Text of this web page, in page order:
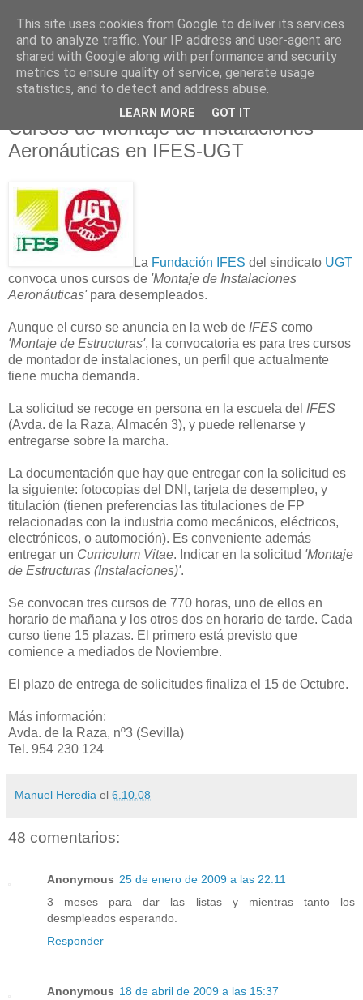
Cursos de Montaje de Instalaciones
Aeronáuticas en IFES-UGT
La Fundación IFES del sindicato UGT
convoca unos cursos de 'Montaje de Instalaciones
Aeronáuticas'para desempleados.
Aunque el curso se anuncia en la web de IFES como
'Montaje de Estructuras', la convocatoria es para tres cursos
de montador de instalaciones, un perfil que actualmente
tiene mucha demanda.
La solicitud se recoge en persona en la escuela del IFES
(Avda. de la Raza, Almacén 3), y puede rellenarse y
entregarse sobre la marcha.
La documentación que hay que entregar con la solicitud es
la siguiente: fotocopias del DNI, tarjeta de desempleo, y
titulación (tienen preferencias las titulaciones de FP
relacionadas con la industria como mecánicos, eléctricos,
electrónicos, o automoción). Es conveniente además
entregar un Curriculum Vitae. Indicar en la solicitud 'Montaje
de Estructuras (Instalaciones)'.
Se convocan tres cursos de 770 horas, uno de ellos en
horario de mañana y los otros dos en horario de tarde. Cada
curso tiene 15 plazas. El primero está previsto que
comience a mediados de Noviembre.
El plazo de entrega de solicitudes finaliza el 15 de Octubre.
Más información:
Avda. de la Raza, nº3 (Sevilla)
Tel. 954 230 124
Manuel Heredia el 6.10.08
48 comentarios:
Anonymous 25 de enero de 2009 a las 22:11
3 meses para dar las listas y mientras tanto los
desmpleados esperando.
Responder
Anonymous 18 de abril de 2009 a las 15:37
This site uses cookies from Google to deliver its services
and to analyze traffic. Your IP address and user-agent are
shared with Google along with performance and security
metrics to ensure quality of service, generate usage
statistics, and to detect and address abuse.
LEARN MORE GOT IT